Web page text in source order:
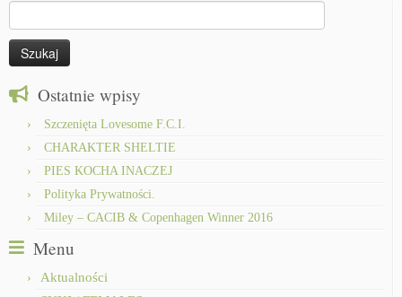
Ostatnie wpisy
Szczenięta Lovesome F.C.I.
CHARAKTER SHELTIE
PIES KOCHA INACZEJ
Polityka Prywatności.
Miley – CACIB & Copenhagen Winner 2016
Menu
Aktualności